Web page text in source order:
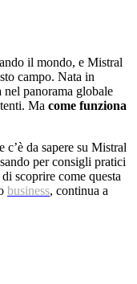
il mondo, e Mistral
campo. Nata in
nel panorama globale
Ma come funziona
da sapere su Mistral
per consigli pratici
scoprire come questa
business, continua a